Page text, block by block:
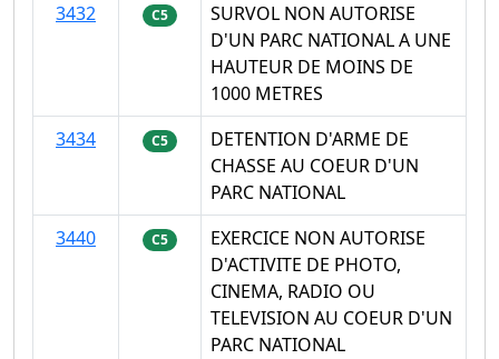
3432
C5
SURVOL NON AUTORISE
D'UN PARC NATIONAL A UNE
HAUTEUR DE MOINS DE
1000 METRES
3434
C5
DETENTION D'ARME DE
CHASSE AU COEUR D'UN
PARC NATIONAL
3440
C5
EXERCICE NON AUTORISE
D'ACTIVITE DE PHOTO,
CINEMA, RADIO OU
TELEVISION AU COEUR D'UN
PARC NATIONAL